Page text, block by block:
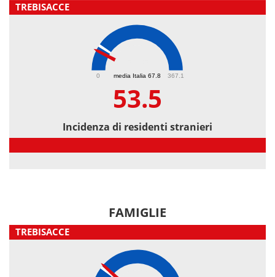
TREBISACCE
media Italia 67.8
0 367.1
53.5
Incidenza di residenti stranieri
FAMIGLIE
TREBISACCE